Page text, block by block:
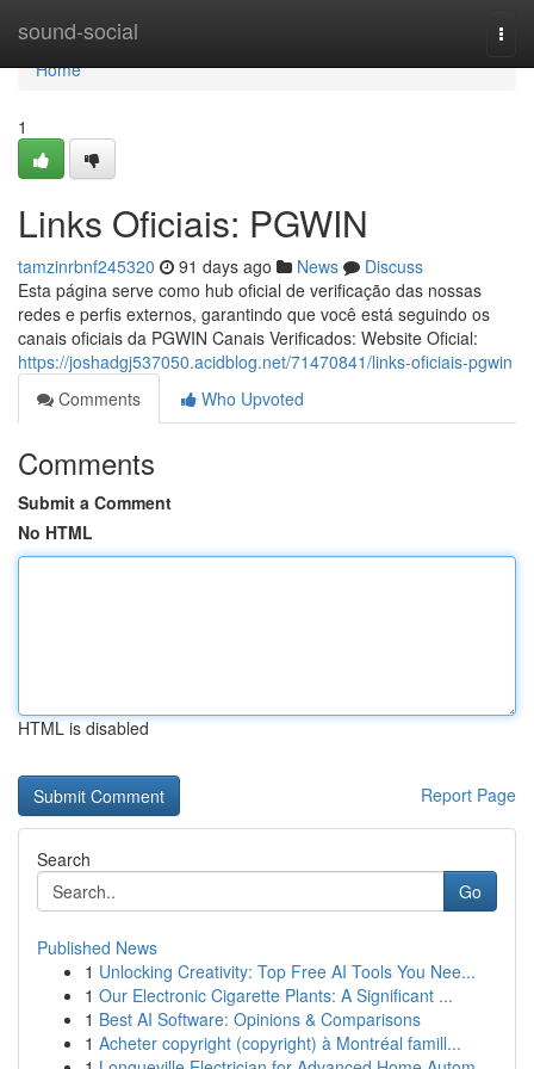
sound-social
Home
Home
1
Links Oficiais: PGWIN
tamzinrbnf245320 91 days ago News
Discuss
Esta página serve como hub oficial de verificação das nossas
redes e perfis externos, garantindo que você está seguindo os
canais oficiais da PGWIN Canais Verificados: Website Oficial:
https://joshadgj537050.acidblog.net/71470841/links-oficiais-pgwin
Comments
Who Upvoted
Comments
Submit a Comment
No HTML
HTML is disabled
Report Page
Search
Go
Published News
1 Unlocking Creativity: Top Free AI Tools You Nee...
1 Our Electronic Cigarette Plants: A Significant ...
1 Best AI Software: Opinions & Comparisons
1 Acheter copyright (copyright) à Montréal famill...